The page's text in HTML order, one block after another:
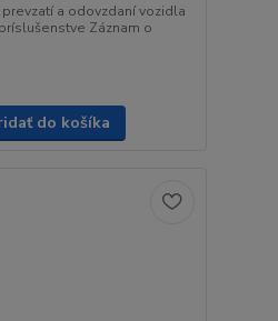
a odovzdaní vozidla
Záznam o
do košíka